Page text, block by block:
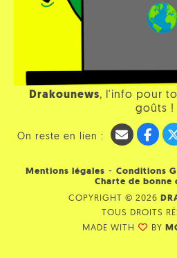
Drakounews, l'info pour
goûts !
On reste en lien :
Mentions légales - Conditions
Charte de bonne
COPYRIGHT © 2026
TOUS DROITS
MADE WITH
BY